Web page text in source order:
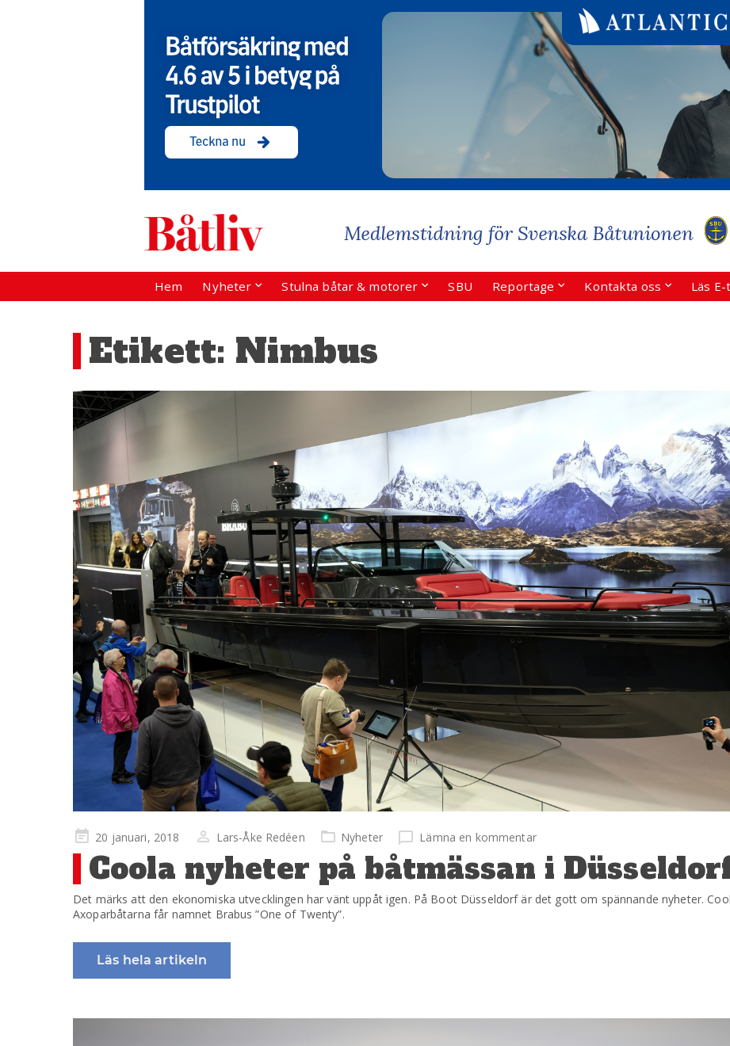
Hem Nyheter Stulna båtar & motorer SBU Reportage Kontakta oss Läs
Etikett: Nimbus
Publicerad
på
20 januari, 2018 Lars-Åke Redéen Nyheter Lämna en kommentar
Coola nyheter på båtmässan i
Det märks att den ekonomiska utvecklingen har vänt uppåt igen. På Boot Düsseldorf är det gott om spännande nyheter.
Axoparbåtarna får namnet Brabus ”One of Twenty”.
Läs hela artikeln